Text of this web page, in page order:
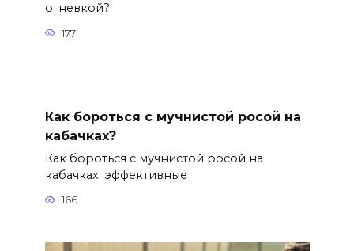
огневкой?
177
Как бороться с мучнистой росой на
кабачках?
Как бороться с мучнистой росой на
кабачках: эффективные
166